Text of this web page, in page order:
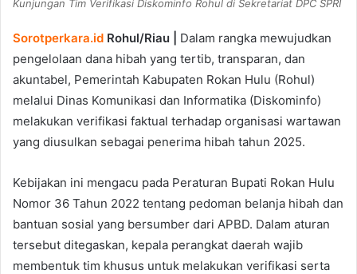
Kunjungan Tim Verifikasi Diskominfo Rohul di Sekretariat DPC SPRI
Sorotperkara.id Rohul/Riau |
Dalam rangka mewujudkan
pengelolaan dana hibah yang tertib, transparan, dan
akuntabel, Pemerintah Kabupaten Rokan Hulu (Rohul)
melalui Dinas Komunikasi dan Informatika (Diskominfo)
melakukan verifikasi faktual terhadap organisasi wartawan
yang diusulkan sebagai penerima hibah tahun 2025.
Kebijakan ini mengacu pada Peraturan Bupati Rokan Hulu
Nomor 36 Tahun 2022 tentang pedoman belanja hibah dan
bantuan sosial yang bersumber dari APBD. Dalam aturan
tersebut ditegaskan, kepala perangkat daerah wajib
membentuk tim khusus untuk melakukan verifikasi serta